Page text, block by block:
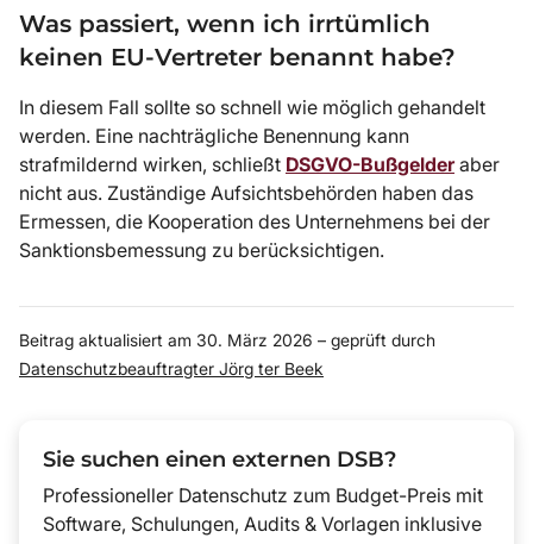
Was passiert, wenn ich irrtümlich
keinen EU-Vertreter benannt habe?
In diesem Fall sollte so schnell wie möglich gehandelt
werden. Eine nachträgliche Benennung kann
strafmildernd wirken, schließt DSGVO-Bußgelderaber
nicht aus. Zuständige Aufsichtsbehörden haben das
Ermessen, die Kooperation des Unternehmens bei der
Sanktionsbemessung zu berücksichtigen.
Beitrag aktualisiert am 30. März 2026 – geprüft durch
Datenschutzbeauftragter Jörg ter Beek
Sie suchen einen externen DSB?
Professioneller Datenschutz zum Budget-Preis mit
Software, Schulungen, Audits & Vorlagen inklusive